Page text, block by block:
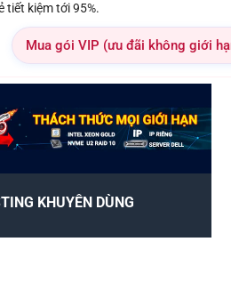
tiết kiệm tới 95%.
Mua gói VIP (ưu đãi không giới
KHUYÊN DÙNG